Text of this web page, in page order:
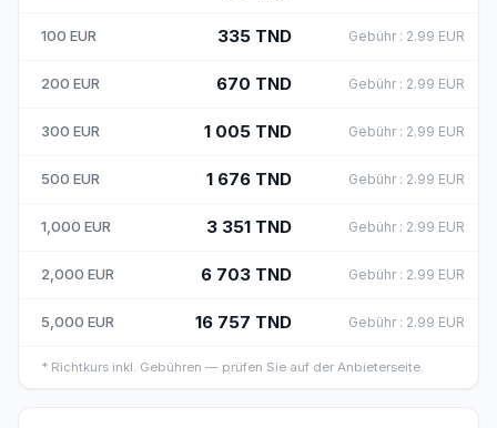
100 EUR 335 TND Gebühr : 2.99 EUR
200 EUR 670 TND Gebühr : 2.99 EUR
300 EUR 1 005 TND Gebühr : 2.99 EUR
500 EUR 1 676 TND Gebühr : 2.99 EUR
1,000 EUR 3 351 TND Gebühr : 2.99 EUR
2,000 EUR 6 703 TND Gebühr : 2.99 EUR
5,000 EUR 16 757 TND Gebühr : 2.99 EUR
* Richtkurs inkl. Gebühren — prüfen Sie auf der Anbieterseite.